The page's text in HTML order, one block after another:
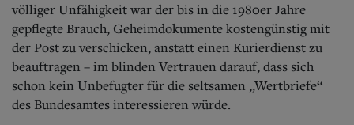
völliger Unfähigkeit war der bis in die 1980er Jahre
gepflegte Brauch, Geheimdokumente kostengünstig mit
der Post zu verschicken, anstatt einen Kurierdienst zu
beauftragen – im blinden Vertrauen darauf, dass sich
schon kein Unbefugter für die seltsamen „Wertbriefe“
des Bundesamtes interessieren würde.